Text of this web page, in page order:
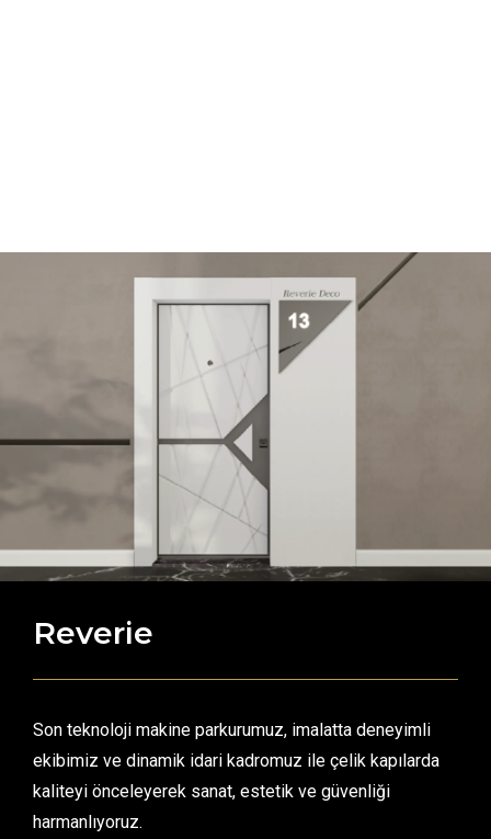
Reverie
Son teknoloji makine parkurumuz, imalatta deneyimli
ekibimiz ve dinamik idari kadromuz ile çelik kapılarda
kaliteyi önceleyerek sanat, estetik ve güvenliği
harmanlıyoruz.